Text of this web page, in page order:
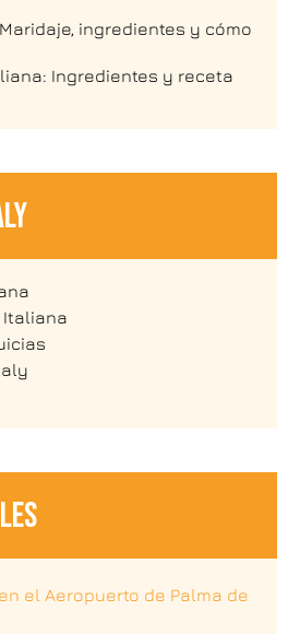
ingredientes y cómo
Ingredientes y receta
Italiana
el Aeropuerto de Palma de